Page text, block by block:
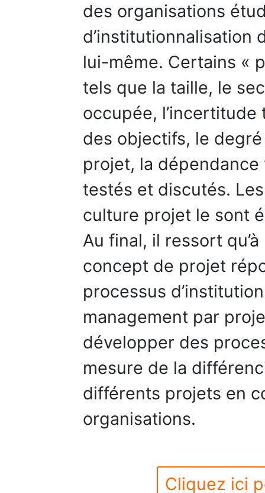
des organisations
d’institutionnalisation
lui-même. Certains «
tels que la taille, le
occupée, l’incertitude
des objectifs, le
projet, la dépendance
testés et discutés.
culture projet le sont
Au final, il ressort
concept de projet
processus
management par
développer des
mesure de la
différents projets en
organisations.
Cliquez ici